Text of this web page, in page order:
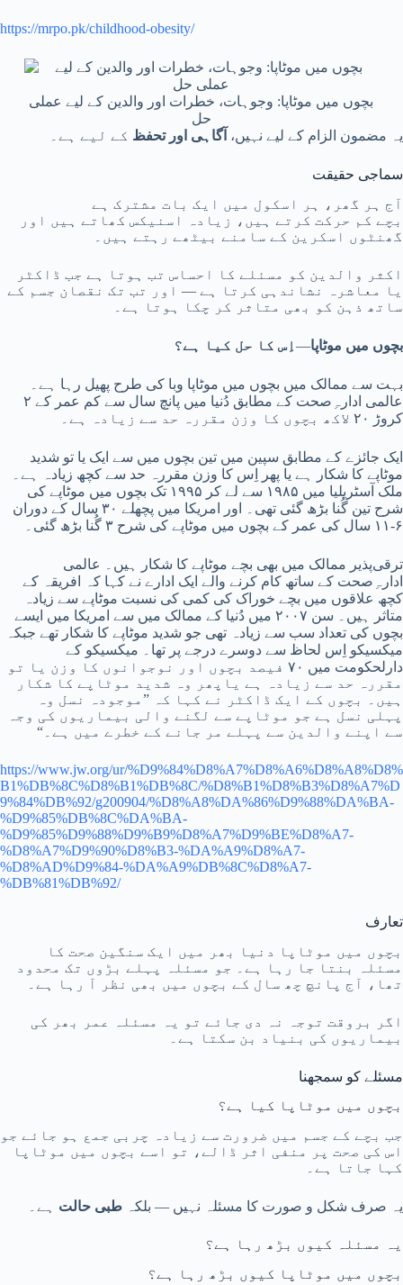
https://mrpo.pk/childhood-obesity/
بچوں میں موٹاپا: وجوہات، خطرات اور والدین کے لیے عملی
حل
یہ مضمون الزام کے لیے نہیں، آگاہی اور تحفظ کے لیے ہے۔
سماجی حقیقت
آج ہر گھر، ہر اسکول میں ایک بات مشترک ہے
بچے کم حرکت کرتے ہیں، زیادہ اسنیکس کھاتے ہیں اور
گھنٹوں اسکرین کے سامنے بیٹھے رہتے ہیں۔
اکثر والدین کو مسئلے کا احساس تب ہوتا ہے جب ڈاکٹر
یا معاشرہ نشاندہی کرتا ہے — اور تب تک نقصان جسم کے
ساتھ ذہن کو بھی متاثر کر چکا ہوتا ہے۔
بچوں میں موٹاپا‏—‏ اِس کا حل کیا ہے؟‏
بہت سے ممالک میں بچوں میں موٹاپا وبا کی طرح پھیل رہا ہے۔‏
عالمی ادارہِ‌صحت کے مطابق دُنیا میں پانچ سال سے کم عمر کے ۲
کروڑ ۲۰ لاکھ بچوں کا وزن مقررہ حد سے زیادہ ہے۔‏
ایک جائزے کے مطابق سپین میں تین بچوں میں سے ایک یا تو شدید
موٹاپے کا شکار ہے یا پھر اِس کا وزن مقررہ حد سے کچھ زیادہ ہے۔‏
ملک آسٹریلیا میں ۱۹۸۵ سے لے کر ۱۹۹۵ تک بچوں میں موٹاپے کی
شرح تین گُنا بڑھ گئی تھی۔‏ اور امریکا میں پچھلے ۳۰ سال کے دوران
۶-‏۱۱ سال کی عمر کے بچوں میں موٹاپے کی شرح ۳ گُنا بڑھ گئی۔‏
ترقی‌پذیر ممالک میں بھی بچے موٹاپے کا شکار ہیں۔‏ عالمی
ادارہِ‌صحت کے ساتھ کام کرنے والے ایک ادارے نے کہا کہ افریقہ کے
کچھ علاقوں میں بچے خوراک کی کمی کی نسبت موٹاپے سے زیادہ
متاثر ہیں۔‏ سن ۲۰۰۷ میں دُنیا کے ممالک میں سے امریکا میں ایسے
بچوں کی تعداد سب سے زیادہ تھی جو شدید موٹاپے کا شکار تھے جبکہ
میکسیکو اِس لحاظ سے دوسرے درجے پر تھا۔‏ میکسیکو کے
دارلحکومت میں ۷۰ فیصد بچوں اور نوجوانوں کا وزن یا تو
مقررہ حد سے زیادہ ہے یاپھر وہ شدید موٹاپے کا شکار
ہیں۔‏ بچوں کے ایک ڈاکٹر نے کہا کہ ”‏موجودہ نسل وہ
پہلی نسل ہے جو موٹاپے سے لگنے والی بیماریوں کی وجہ
سے اپنے والدین سے پہلے مر جانے کے خطرے میں ہے۔‏“‏
https://www.jw.org/ur/%D9%84%D8%A7%D8%A6%D8%A8%D8%
B1%DB%8C%D8%B1%DB%8C/%D8%B1%D8%B3%D8%A7%D
9%84%DB%92/g200904/%D8%A8%DA%86%D9%88%DA%BA-
%D9%85%DB%8C%DA%BA-
%D9%85%D9%88%D9%B9%D8%A7%D9%BE%D8%A7-
%D8%A7%D9%90%D8%B3-%DA%A9%D8%A7-
%D8%AD%D9%84-%DA%A9%DB%8C%D8%A7-
%DB%81%DB%92/
تعارف
بچوں میں موٹاپا دنیا بھر میں ایک سنگین صحت کا
مسئلہ بنتا جا رہا ہے۔ جو مسئلہ پہلے بڑوں تک محدود
تھا، آج پانچ چھ سال کے بچوں میں بھی نظر آ رہا ہے۔
اگر بروقت توجہ نہ دی جائے تو یہ مسئلہ عمر بھر کی
بیماریوں کی بنیاد بن سکتا ہے۔
مسئلے کو سمجھنا
بچوں میں موٹاپا کیا ہے؟
جب بچے کے جسم میں ضرورت سے زیادہ چربی جمع ہو جائے جو
اس کی صحت پر منفی اثر ڈالے، تو اسے بچوں میں موٹاپا
کہا جاتا ہے۔
یہ صرف شکل و صورت کا مسئلہ نہیں — بلکہ طبی حالت ہے۔
یہ مسئلہ کیوں بڑھ رہا ہے؟
بچوں میں موٹاپا کیوں بڑھ رہا ہے؟